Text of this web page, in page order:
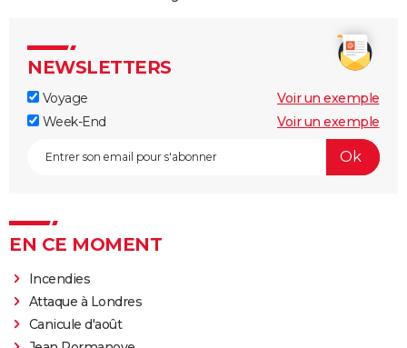
NEWSLETTERS
Voyage
Voir un exemple
Week-End
Voir un exemple
EN CE MOMENT
Incendies
Attaque à Londres
Canicule d'août